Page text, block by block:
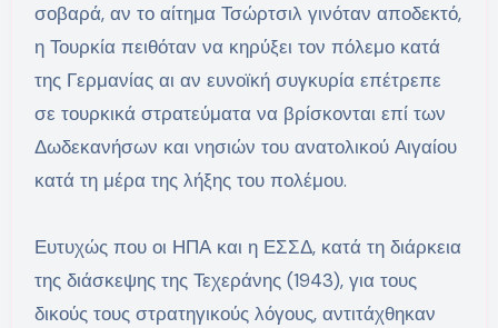
σοβαρά, αν το αίτημα Τσώρτσιλ γινόταν αποδεκτό,
η Τουρκία πειθόταν να κηρύξει τον πόλεμο κατά
της Γερμανίας αι αν ευνοϊκή συγκυρία επέτρεπε
σε τουρκικά στρατεύματα να βρίσκονται επί των
Δωδεκανήσων και νησιών του ανατολικού Αιγαίου
κατά τη μέρα της λήξης του πολέμου.
Ευτυχώς που οι ΗΠΑ και η ΕΣΣΔ, κατά τη διάρκεια
της διάσκεψης της Τεχεράνης (1943), για τους
δικούς τους στρατηγικούς λόγους, αντιτάχθηκαν